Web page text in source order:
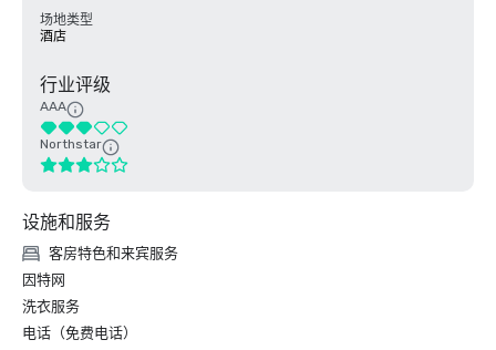
场地类型
酒店
行业评级
AAA
Northstar
设施和服务
客房特色和来宾服务
因特网
洗衣服务
电话（免费电话）